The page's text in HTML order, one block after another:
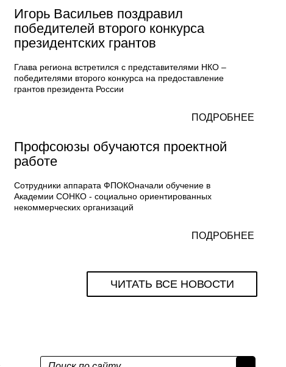
Игорь Васильев поздравил
победителей второго конкурса
президентских грантов
Глава региона встретился с представителями НКО –
победителями второго конкурса на предоставление
грантов президента России
ПОДРОБНЕЕ
Профсоюзы обучаются проектной
работе
Сотрудники аппарата ФПОКОначали обучение в
Академии СОНКО - социально ориентированных
некоммерческих организаций
ПОДРОБНЕЕ
ЧИТАТЬ ВСЕ НОВОСТИ